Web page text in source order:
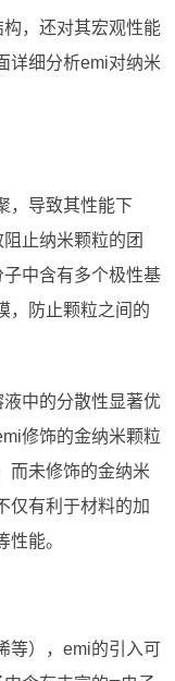
，还对其宏观性能
详细分析emi对纳米
，导致其性能下
止纳米颗粒的团
中含有多个极性基
，防止颗粒之间的
中的分散性显著优
修饰的金纳米颗粒
而未修饰的金纳米
仅有利于材料的加
能。
等），emi的引入可